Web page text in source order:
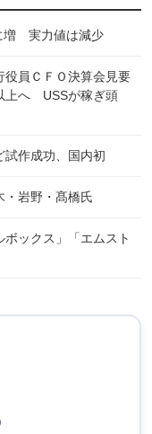
増 実力値は減少
役員ＣＦＯ決算会見要
上へ USSが稼ぎ頭
作成功、国内初
岩野・髙橋氏
ックス」「エムスト